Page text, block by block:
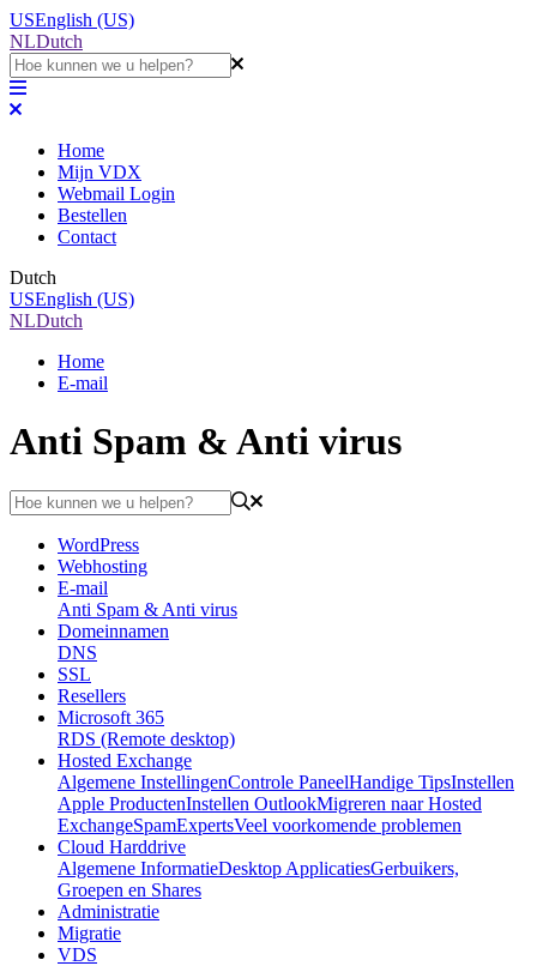
USEnglish (US)
NLDutch
Home
Mijn VDX
Webmail Login
Bestellen
Contact
Dutch
USEnglish (US)
NLDutch
Home
E-mail
Anti Spam & Anti virus
WordPress
Webhosting
E-mail
Anti Spam & Anti virus
Domeinnamen
DNS
SSL
Resellers
Microsoft 365
RDS (Remote desktop)
Hosted Exchange
Algemene InstellingenControle PaneelHandige TipsInstellen
Apple ProductenInstellen OutlookMigreren naar Hosted
ExchangeSpamExpertsVeel voorkomende problemen
Cloud Harddrive
Algemene InformatieDesktop ApplicatiesGerbuikers,
Groepen en Shares
Administratie
Migratie
VDS